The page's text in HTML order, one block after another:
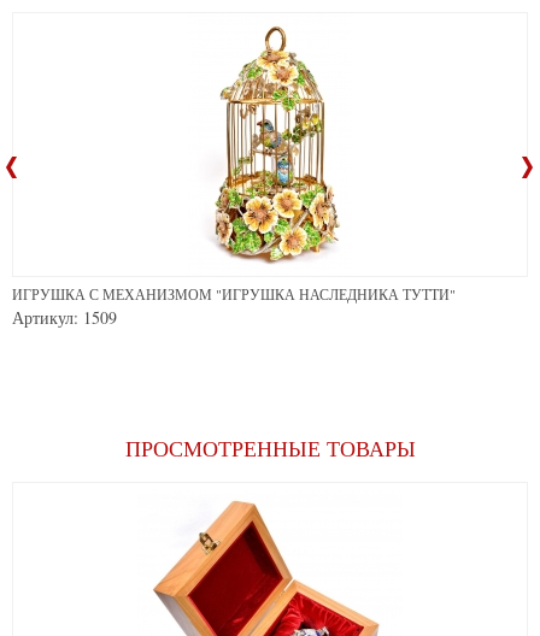
ИГРУШКА С МЕХАНИЗМОМ "ИГРУШКА НАСЛЕДНИКА ТУТТИ"
Артикул: 1509
ПРОСМОТРЕННЫЕ ТОВАРЫ